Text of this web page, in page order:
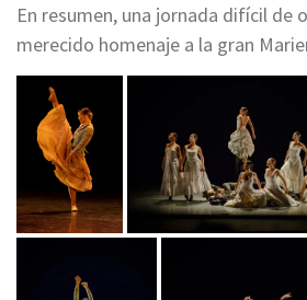
En resumen, una jornada difícil de
merecido homenaje a la gran